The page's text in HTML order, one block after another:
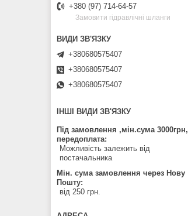
+380 (97) 714-64-57
Замовити гідравлічні шланги
+380680575407
+380680575407
+380680575407
ІНШІ ВИДИ ЗВ'ЯЗКУ
Під замовлення ,мін.сума 3000грн,
передоплата
Можливість залежить від
постачальника
Мін. сума замовлення через Нову
Пошту
від 250 грн.